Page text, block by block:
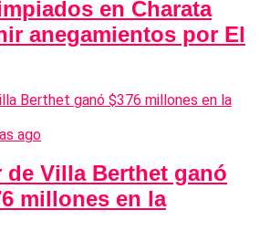
en Charata
anegamientos por El
ago
de Villa Berthet ganó
millones en la